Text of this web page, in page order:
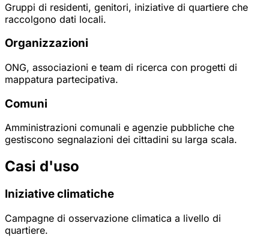
Gruppi di residenti, genitori, iniziative di quartiere che
raccolgono dati locali.
Organizzazioni
ONG, associazioni e team di ricerca con progetti di
mappatura partecipativa.
Comuni
Amministrazioni comunali e agenzie pubbliche che
gestiscono segnalazioni dei cittadini su larga scala.
Casi d'uso
Iniziative climatiche
Campagne di osservazione climatica a livello di
quartiere.